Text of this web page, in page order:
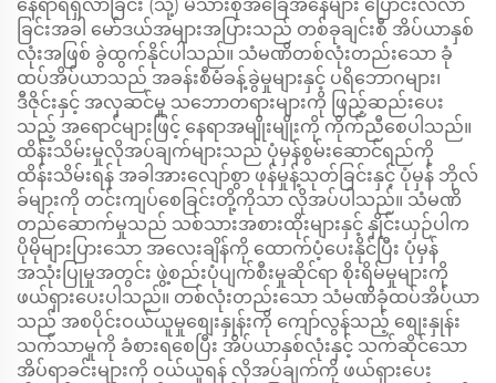
နေရာရရှိလာခြင်း (သို့) မိသားစုအခြေအနေများ ပြောင်းလဲလာ
ခြင်းအခါ မော်ဒယ်အများအပြားသည် တစ်ခုချင်းစီ အိပ်ယာနှစ်
လုံးအဖြစ် ခွဲထွက်နိုင်ပါသည်။ သံမဏိတစ်လုံးတည်းသော ခုံ
ထပ်အိပ်ယာသည် အခန်းစီမံခန့်ခွဲမှုများနှင့် ပရိဘောဂများ၊
ဒီဇိုင်းနှင့် အလှဆင်မှု သဘောတရားများကို ဖြည့်ဆည်းပေး
သည့် အရောင်များဖြင့် နေရာအမျိုးမျိုးကို ကိုက်ညီစေပါသည်။
ထိန်းသိမ်းမှုလိုအပ်ချက်များသည် ပုံမှန်စွမ်းဆောင်ရည်ကို
ထိန်းသိမ်းရန် အခါအားလျော်စွာ ဖုန်မှုန့်သုတ်ခြင်းနှင့် ပုံမှန် ဘိုလ်
ခ်များကို တင်းကျပ်စေခြင်းတို့ကိုသာ လိုအပ်ပါသည်။ သံမဏိ
တည်ဆောက်မှုသည် သစ်သားအစားထိုးများနှင့် နှိုင်းယှဉ်ပါက
ပိုမိုများပြားသော အလေးချိန်ကို ထောက်ပံ့ပေးနိုင်ပြီး ပုံမှန်
အသုံးပြုမှုအတွင်း ဖွဲ့စည်းပုံပျက်စီးမှုဆိုင်ရာ စိုးရိမ်မှုများကို
ဖယ်ရှားပေးပါသည်။ တစ်လုံးတည်းသော သံမဏိခုံထပ်အိပ်ယာ
သည် အစပိုင်းဝယ်ယူမှုစျေးနှုန်းကို ကျော်လွန်သည့် စျေးနှုန်း
သက်သာမှုကို ခံစားရစေပြီး အိပ်ယာနှစ်လုံးနှင့် သက်ဆိုင်သော
အိပ်ရာခင်းများကို ဝယ်ယူရန် လိုအပ်ချက်ကို ဖယ်ရှားပေး